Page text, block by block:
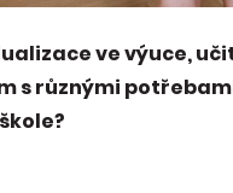
ve výuce,
s různými